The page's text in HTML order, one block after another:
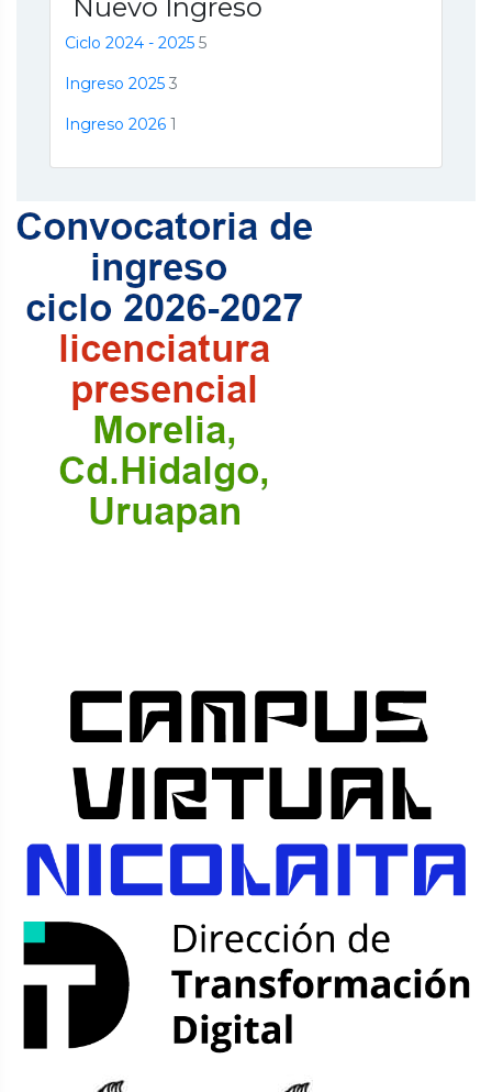
Nuevo Ingreso
Ciclo 2024 - 2025 5
Ingreso 2025 3
Ingreso 2026 1